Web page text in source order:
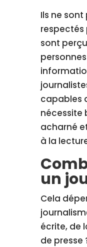
Ils ne
respectés
sont
capables
nécessite
acharné
à la
un
Cela
écrite, de
de presse